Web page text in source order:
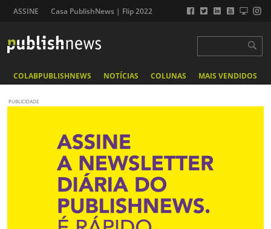
ASSINE Casa PublishNews | Flip 2022
COLABPUBLISHNEWS NOTÍCIAS COLUNAS MAIS VENDIDOS
PUBLICIDADE